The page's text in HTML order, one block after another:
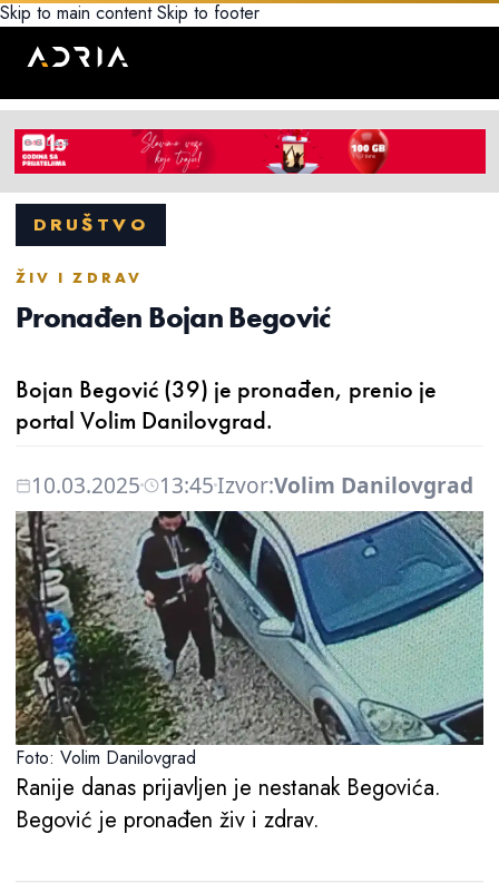
Skip to main content Skip to footer
DRUŠTVO
ŽIV I ZDRAV
Pronađen Bojan Begović
Bojan Begović (39) je pronađen, prenio je
portal Volim Danilovgrad.
10.03.2025 13:45Izvor:Volim Danilovgrad
Foto: Volim Danilovgrad
Ranije danas prijavljen je nestanak Begovića.
Begović je pronađen živ i zdrav.